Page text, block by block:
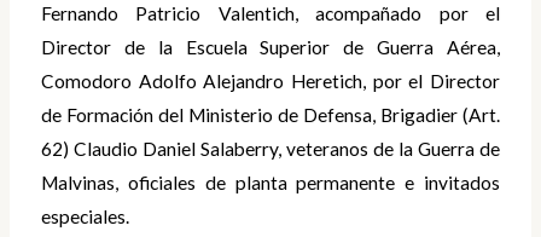
Fernando Patricio Valentich, acompañado por el
Director de la Escuela Superior de Guerra Aérea,
Comodoro Adolfo Alejandro Heretich, por el Director
de Formación del Ministerio de Defensa, Brigadier (Art.
62) Claudio Daniel Salaberry, veteranos de la Guerra de
Malvinas, oficiales de planta permanente e invitados
especiales.